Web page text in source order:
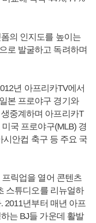
의 인지도를 높이는
로 발굴하고 독려하며
년 아프리카TV에서
본 프로야구 경기와
중계하며 아프리카T
국 프로야구(MLB) 경
시안컵 축구 등 주요 국
릭업을 열어 콘텐츠
스튜디오를 리뉴얼하
2011년부터 매년 아프
는 BJ들 가운데 활발